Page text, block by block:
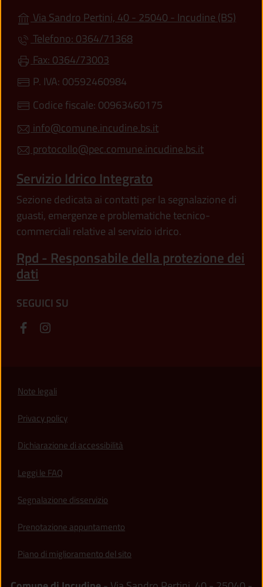
Via Sandro Pertini, 40 - 25040 - Incudine (BS)
Telefono: 0364/71368
Fax: 0364/73003
P. IVA: 00592460984
Codice fiscale: 00963460175
info@comune.incudine.bs.it
protocollo@pec.comune.incudine.bs.it
Servizio Idrico Integrato
Sezione dedicata ai contatti per la segnalazione di
guasti, emergenze e problematiche tecnico-
commerciali relative al servizio idrico.
Rpd - Responsabile della protezione dei
dati
SEGUICI SU
Note legali
Privacy policy
Dichiarazione di accessibilità
Leggi le FAQ
Segnalazione disservizio
Prenotazione appuntamento
Piano di miglioramento del sito